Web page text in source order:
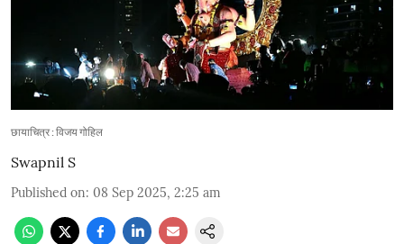
छायाचित्र : विजय गोहिल
Swapnil S
Published on: 08 Sep 2025, 2:25 am